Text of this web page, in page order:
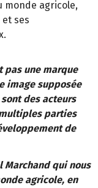
monde agricole,
ses
pas une marque
image supposée
des acteurs
parties
de
Marchand qui nous
agricole, en